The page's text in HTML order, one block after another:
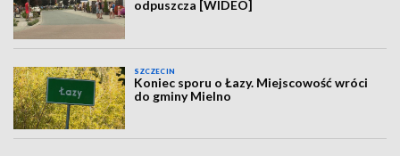
odpuszcza [WIDEO]
SZCZECIN
Koniec sporu o Łazy. Miejscowość wróci
do gminy Mielno